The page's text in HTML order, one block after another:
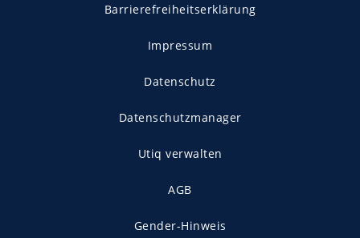
Barrierefreiheitserklärung
Impressum
Datenschutz
Datenschutzmanager
Utiq verwalten
AGB
Gender-Hinweis